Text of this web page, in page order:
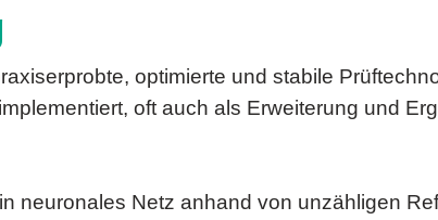
optimierte und stabile
oft auch als Erweiterung und
neuronales Netz anhand von unzähligen